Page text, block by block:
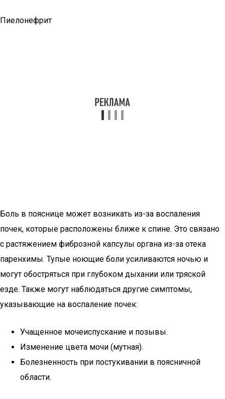
Пиелонефрит
Боль в пояснице может возникать из-за воспаления
почек, которые расположены ближе к спине. Это связано
с растяжением фиброзной капсулы органа из-за отека
паренхимы. Тупые ноющие боли усиливаются ночью и
могут обостряться при глубоком дыхании или тряской
езде. Также могут наблюдаться другие симптомы,
указывающие на воспаление почек:
Учащенное мочеиспускание и позывы.
Изменение цвета мочи (мутная).
Болезненность при постукивании в поясничной
области.